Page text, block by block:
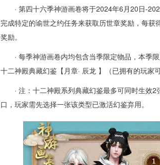
· 第四十六季神游画卷将于2024年6月20日-
完成特定的谕世之约任务来获取历世章奖励，每
奖励。
· 每季神游画卷内均包含当季限定物品，本季
十二神殿典藏幻鉴【月章· 辰龙 】（已拥有的玩家
· 注：十二神殿系列典藏幻鉴最多可同时生效
口，玩家需先选择一张该类型已激活幻鉴弃用。